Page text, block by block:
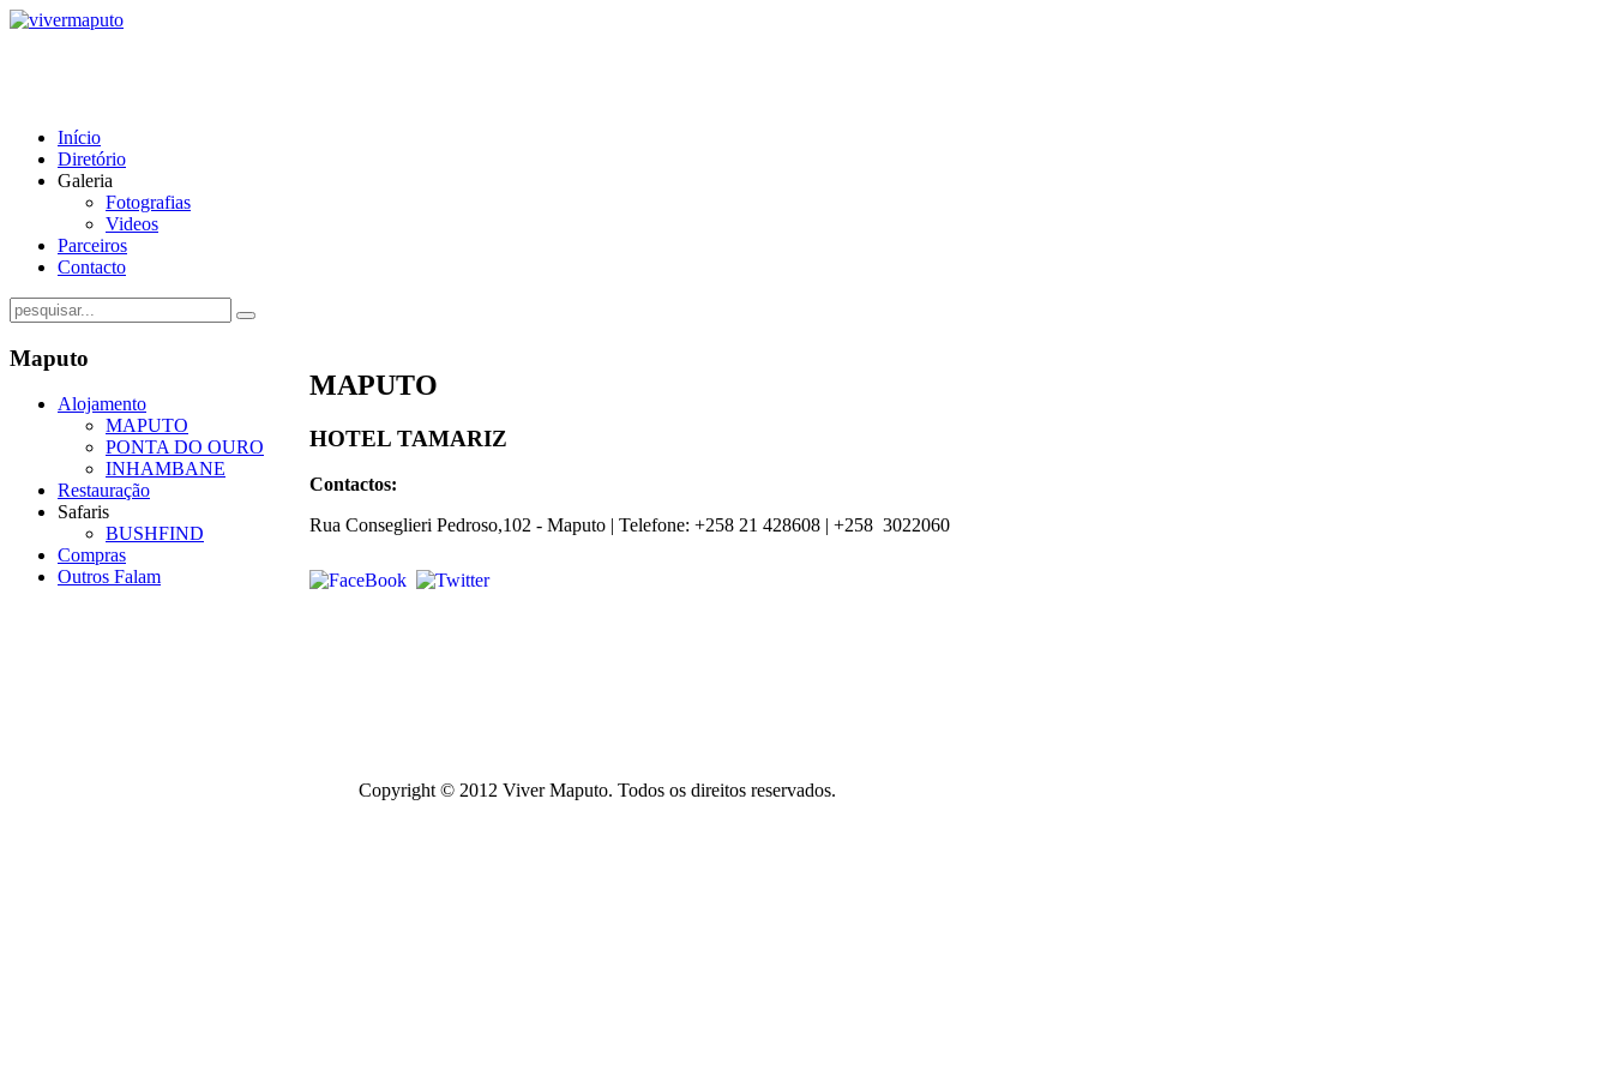
Início
Diretório
Galeria
Fotografias
Videos
Parceiros
Contacto
MAPUTO
HOTEL TAMARIZ
Contactos:
Rua Conseglieri Pedroso,102 - Maputo | Telefone: +258 21 428608 | +258 3022060
Maputo
Alojamento
MAPUTO
PONTA DO OURO
INHAMBANE
Restauração
Safaris
BUSHFIND
Compras
Outros Falam
Copyright © 2012 Viver Maputo. Todos os direitos reservados.